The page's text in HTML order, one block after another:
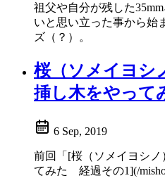
祖父や自分が残した
いと思い立った事から始
ズ（？）。
桜（ソメイヨシ
挿し木をやっ
6 Sep, 2019
前回「[桜（ソメイヨシ
てみた 経過その1](/